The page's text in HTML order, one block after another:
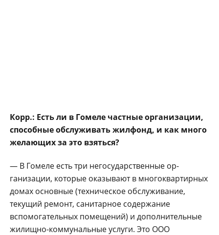
Корр.: Есть ли в Гомеле частные орга­низации,
способные об­служивать жилфонд, и как много
желающих за это взяться?
— В Гомеле есть три негосударственные ор­
ганизации, которые ока­зывают в многоквартир­ных
домах основные (техническое обслужи­вание,
текущий ремонт, санитарное содержание
вспомогательных по­мещений) и дополни­тельные
жилищно-коммунальные услуги. Это ООО